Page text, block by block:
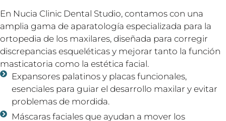
En Nucia Clinic Dental Studio, contamos con una
amplia gama de aparatología especializada para la
ortopedia de los maxilares, diseñada para corregir
discrepancias esqueléticas y mejorar tanto la función
masticatoria como la estética facial.
Expansores palatinos y placas funcionales,
esenciales para guiar el desarrollo maxilar y evitar
problemas de mordida.
Máscaras faciales que ayudan a mover los